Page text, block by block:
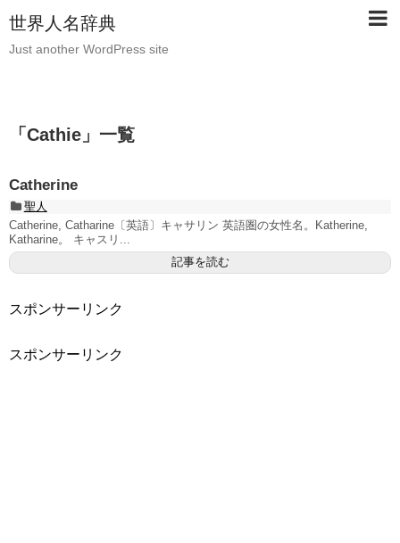
世界人名辞典
Just another WordPress site
「 Cathie 」 一覧
Catherine
聖人
Catherine, Catharine〔英語〕キャサリン 英語圏の女性名。Katherine,
Katharine。 キャスリ...
記事を読む
スポンサーリンク
スポンサーリンク